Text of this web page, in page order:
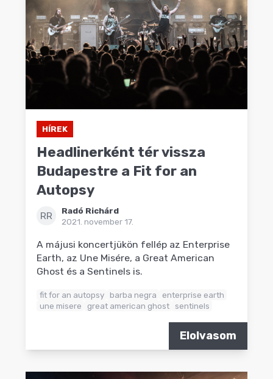
PREMIEREK
KULT
MÁSVILÁG
BLOG
HÍREK
Headlinerként tér vissza
Budapestre a Fit for an
Autopsy
RR
Radó Richárd
2021. november 17.
A májusi koncertjükön fellép az Enterprise
Earth, az Une Misére, a Great American
Ghost és a Sentinels is.
fit for an autopsy barba negra
enterprise earth
une misere
great american ghost sentinels
Elolvasom